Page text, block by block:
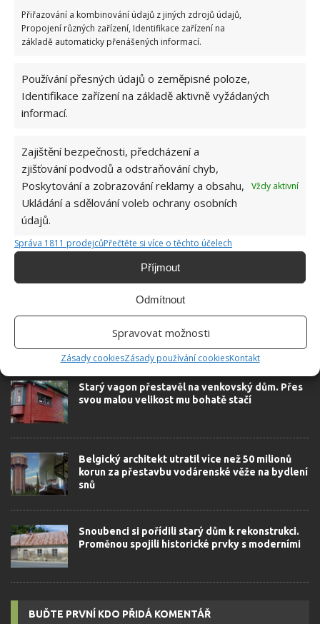
Přiřazování a kombinování údajů z jiných zdrojů údajů,
Propojení různých zařízení, Identifikace zařízení na
základě automaticky přenášených informací.
Používání přesných údajů o zeměpisné poloze,
Identifikace zařízení na základě aktivně vyžádaných
informací.
Zajištění bezpečnosti, předcházení a
zjišťování podvodů a odstraňování chyb,
Poskytování a zobrazování reklamy a obsahu,
Ukládání a sdělování voleb ochrany osobních
údajů.
Vždy aktivní
Správa 1811 prodejcůPřečtěte si více o těchto účelech
Příjmout
Odmítnout
Spravovat možnosti
Zásady cookiesZásady používání cookiesKontakt
REKONSTRUKCE
Přidejte svůj názor
KOMENTOVAT
Hana Musilová
Do redakce Bydlimeutulne.cz se
přidala během svých studií a práce
rozhodla zůstat. Její v...
autorovi]
SOUVISEJÍCÍ ČLÁNKY
Starý vagon přestavěl na venkovský dům. Přes
svou malou velikost mu bohatě stačí
Belgický architekt utratil více než 50 milionů
korun za přestavbu vodárenské věže na bydlení
snů
Snoubenci si pořídili starý dům k rekonstrukci.
Proměnou spojili historické prvky s moderními
BUĎTE PRVNÍ KDO PŘIDÁ KOMENTÁŘ